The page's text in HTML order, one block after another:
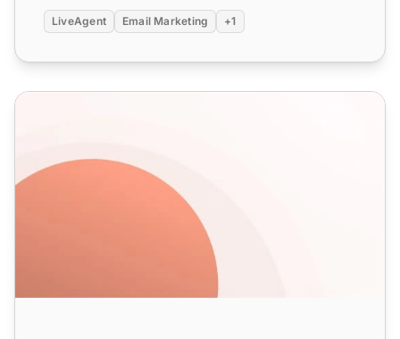
LiveAgent Email Marketing +1
Predlošci za e-poštu za prijavu na newsletter